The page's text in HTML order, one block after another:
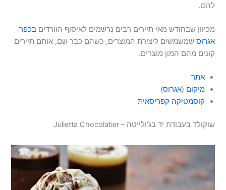
להם.
מכיוון שבחודש מאי תיירים רבים נרשמים לאיסוף הוורדיםבכפר
אגרוס שמשמשים ליצירת המוצרים, כשהם כבר שם, אותם תיירים
קונים מהם המון מוצרים.
אתר
מיקום (אגרוס)
קוסמטיקה קפריסאית
שוקולד בעבודת יד בג'ולייטה – Julietta Chocolatier